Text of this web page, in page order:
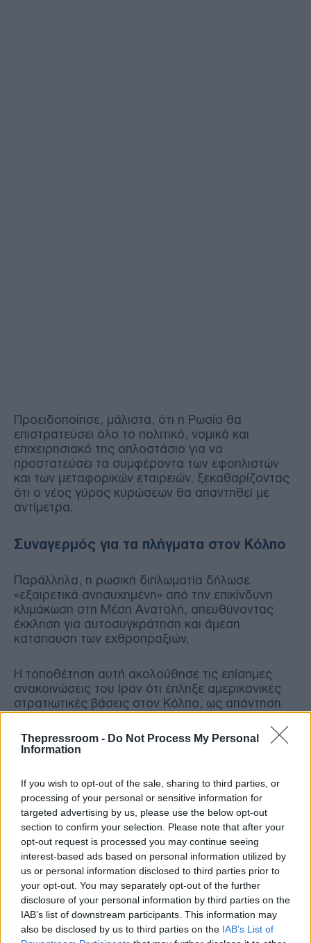
Thepressroom - Do Not Process My Personal
Information
If you wish to opt-out of the sale, sharing to third parties, or
processing of your personal or sensitive information for
targeted advertising by us, please use the below opt-out
section to confirm your selection. Please note that after your
opt-out request is processed you may continue seeing
interest-based ads based on personal information utilized by
us or personal information disclosed to third parties prior to
your opt-out. You may separately opt-out of the further
disclosure of your personal information by third parties on the
IAB’s list of downstream participants. This information may
also be disclosed by us to third parties on the IAB’s List of
Προειδοποίησε, μάλιστα, ότι η Ρωσία θα
επιστρατεύσει όλο το πολιτικό, νομικό και
επιχειρησιακό της οπλοστάσιο για να
προστατεύσει τα συμφέροντα των εφοπλιστών
και των μεταφορικών εταιρειών, ξεκαθαρίζοντας
ότι ο νέος γύρος κυρώσεων θα απαντηθεί με
αντίμετρα.
Συναγερμός για τα πλήγματα στον Κόλπο
Παράλληλα, η ρωσική διπλωματία δήλωσε
«εξαιρετικά ανησυχημένη» από την επικίνδυνη
κλιμάκωση στη Μέση Ανατολή, απευθύνοντας
έκκληση για αυτοσυγκράτηση και άμεση
κατάπαυση των εχθροπραξιών.
Η τοποθέτηση αυτή ακολούθησε τις επίσημες
ανακοινώσεις του Ιράν ότι έπληξε αμερικανικές
στρατιωτικές βάσεις στον Κόλπο, ως απάντηση
στους βομβαρδισμούς της Ουάσιγκτον κατά
ιρανικών θέσεων στα Στενά του Ορμούζ.
στη Συρία
Στο πεδίο της γεωπολιτικής της στρατηγικής, η
Μόσχα επιβεβαίωσε ότι βρίσκεται σε εξέλιξη μια
πολύ ενεργή συνεργασία με τη Δαμασκό, με
φόντο το νέο πολιτικό σκηνικό στη Συρία. Μετά
την ανατροπή του Μπασάρ αλ Άσαντ τον
Δεκέμβριο του 2024, η Ρωσία κατάφερε να
οικοδομήσει γέφυρες επικοινωνίας με τη νέα
ηγεσία της χώρας και τον Πρόεδρο Άχμεντ αλ
Σαρά.